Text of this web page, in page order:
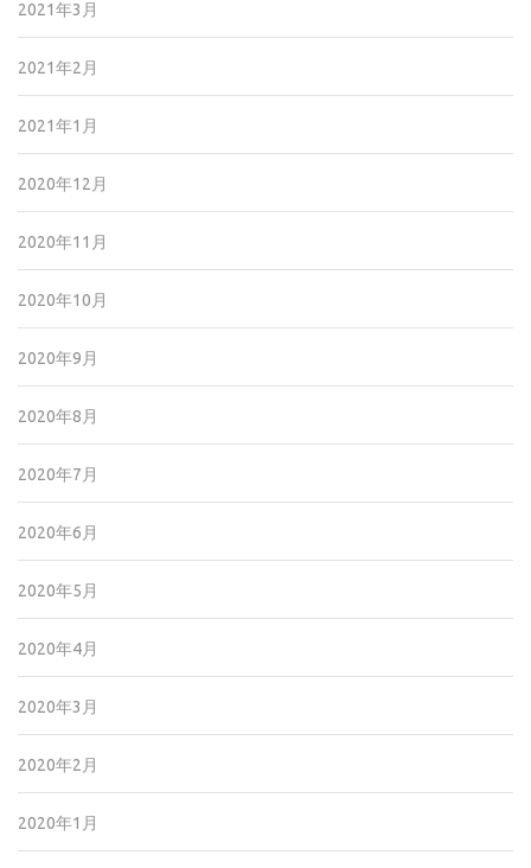
2021年3月
2021年2月
2021年1月
2020年12月
2020年11月
2020年10月
2020年9月
2020年8月
2020年7月
2020年6月
2020年5月
2020年4月
2020年3月
2020年2月
2020年1月